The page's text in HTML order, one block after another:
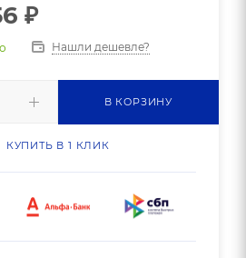
₽
Нашли дешевле?
В КОРЗИНУ
КУПИТЬ В 1 КЛИК